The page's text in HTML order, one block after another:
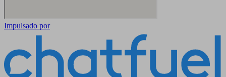
Impulsado por